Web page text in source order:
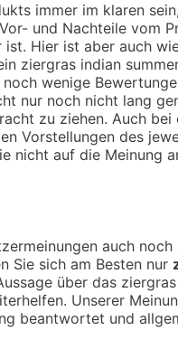
immer im klaren
und Nachteile vom
Hier ist aber auch
ziergras indian
wenige
nur noch nicht lang
zu ziehen. Auch
Vorstellungen des
nicht auf die Meinung
auch
Sie sich am Besten nur
über das
Unserer
beantwortet und